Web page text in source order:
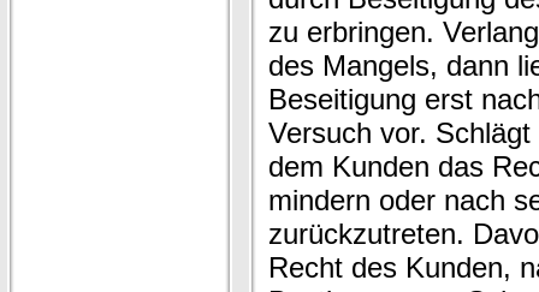
zu erbringen.
des Mangels, dann
Beseitigung erst
Versuch vor.
dem Kunden das
mindern oder nach
zurückzutreten.
Recht des Kunden,